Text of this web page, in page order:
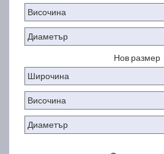
Нов размер